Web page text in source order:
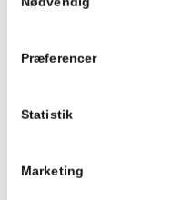
Præferencer
Statistik
Marketing
Lyt dig vej ind på
Podcast
Ny podcast-serie fra
til mennesker, vi ofte